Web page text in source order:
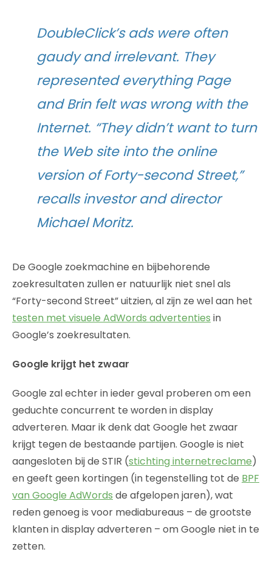
DoubleClick’s ads were often
gaudy and irrelevant. They
represented everything Page
and Brin felt was wrong with the
Internet. “They didn’t want to turn
the Web site into the online
version of Forty-second Street,”
recalls investor and director
Michael Moritz.
De Google zoekmachine en bijbehorende
zoekresultaten zullen er natuurlijk niet snel als
“Forty-second Street” uitzien, al zijn ze wel aan het
testen met visuele AdWords advertenties in
Google’s zoekresultaten.
Google krijgt het zwaar
Google zal echter in ieder geval proberen om een
geduchte concurrent te worden in display
adverteren. Maar ik denk dat Google het zwaar
krijgt tegen de bestaande partijen. Google is niet
aangesloten bij de STIR (stichting internetreclame)
en geeft geen kortingen (in tegenstelling tot de BPF
van Google AdWords de afgelopen jaren), wat
reden genoeg is voor mediabureaus – de grootste
klanten in display adverteren – om Google niet in te
zetten.